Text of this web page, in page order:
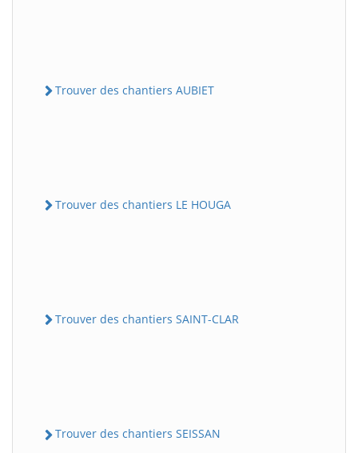
Trouver des chantiers AUBIET
Trouver des chantiers LE HOUGA
Trouver des chantiers SAINT-CLAR
Trouver des chantiers SEISSAN